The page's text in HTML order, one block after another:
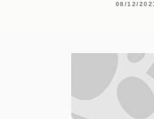
08/12/